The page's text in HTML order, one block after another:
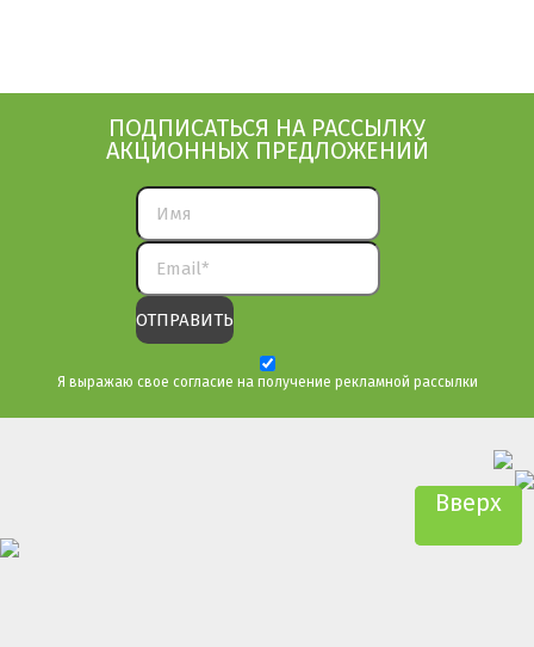
ПОДПИСАТЬСЯ НА РАССЫЛКУ
АКЦИОННЫХ ПРЕДЛОЖЕНИЙ
Я выражаю свое согласие на получение рекламной рассылки
Вверх
Вверх